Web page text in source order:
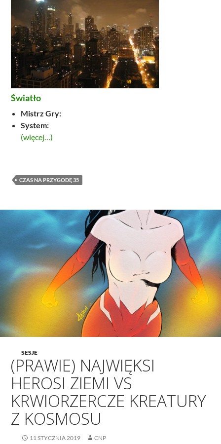
Światło
Mistrz Gry:
System:
(więcej…)
CZAS NA PRZYGODĘ 35
SESJE
(PRAWIE) NAJWIĘKSI
HEROSI ZIEMI VS
KRWIORZERCZE KREATURY
Z KOSMOSU
11 STYCZNIA 2019 CNP